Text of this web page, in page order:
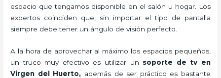
espacio que tengamos disponible en el salón u hogar. Los
expertos coinciden que, sin importar el tipo de pantalla
siempre debe tener un ángulo de visión perfecto.
A la hora de aprovechar al máximo los espacios pequeños,
un truco muy efectivo es utilizar un soporte de tv en
Virgen del Huerto, además de ser práctico es bastante